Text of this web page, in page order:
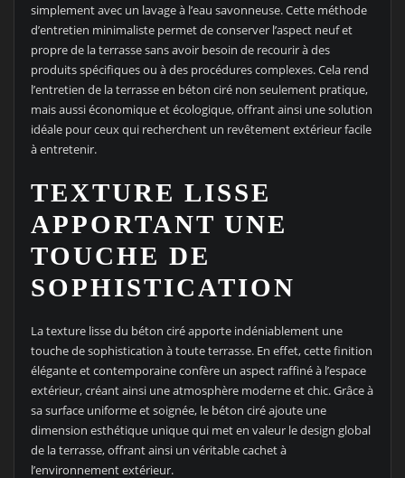
simplement avec un lavage à l’eau savonneuse. Cette méthode
d’entretien minimaliste permet de conserver l’aspect neuf et
propre de la terrasse sans avoir besoin de recourir à des
produits spécifiques ou à des procédures complexes. Cela rend
l’entretien de la terrasse en béton ciré non seulement pratique,
mais aussi économique et écologique, offrant ainsi une solution
idéale pour ceux qui recherchent un revêtement extérieur facile
à entretenir.
TEXTURE LISSE
APPORTANT UNE
TOUCHE DE
SOPHISTICATION
La texture lisse du béton ciré apporte indéniablement une
touche de sophistication à toute terrasse. En effet, cette finition
élégante et contemporaine confère un aspect raffiné à l’espace
extérieur, créant ainsi une atmosphère moderne et chic. Grâce à
sa surface uniforme et soignée, le béton ciré ajoute une
dimension esthétique unique qui met en valeur le design global
de la terrasse, offrant ainsi un véritable cachet à
l’environnement extérieur.